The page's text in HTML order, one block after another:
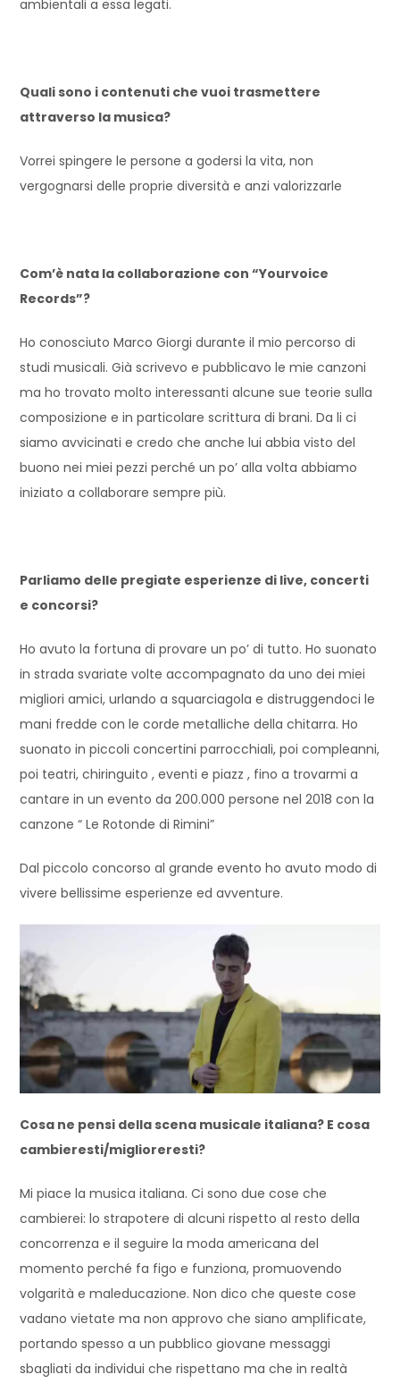
ambientali a essa legati.
Quali sono i contenuti che vuoi trasmettere
attraverso la musica?
Vorrei spingere le persone a godersi la vita, non
vergognarsi delle proprie diversità e anzi valorizzarle
Com’è nata la collaborazione con “Yourvoice
Records”?
Ho conosciuto Marco Giorgi durante il mio percorso di
studi musicali. Già scrivevo e pubblicavo le mie canzoni
ma ho trovato molto interessanti alcune sue teorie sulla
composizione e in particolare scrittura di brani. Da li ci
siamo avvicinati e credo che anche lui abbia visto del
buono nei miei pezzi perché un po’ alla volta abbiamo
iniziato a collaborare sempre più.
Parliamo delle pregiate esperienze di live, concerti
e concorsi?
Ho avuto la fortuna di provare un po’ di tutto. Ho suonato
in strada svariate volte accompagnato da uno dei miei
migliori amici, urlando a squarciagola e distruggendoci le
mani fredde con le corde metalliche della chitarra. Ho
suonato in piccoli concertini parrocchiali, poi compleanni,
poi teatri, chiringuito , eventi e piazz , fino a trovarmi a
cantare in un evento da 200.000 persone nel 2018 con la
canzone “ Le Rotonde di Rimini”
Dal piccolo concorso al grande evento ho avuto modo di
vivere bellissime esperienze ed avventure.
Cosa ne pensi della scena musicale italiana? E cosa
cambieresti/miglioreresti?
Mi piace la musica italiana. Ci sono due cose che
cambierei: lo strapotere di alcuni rispetto al resto della
concorrenza e il seguire la moda americana del
momento perché fa figo e funziona, promuovendo
volgarità e maleducazione. Non dico che queste cose
vadano vietate ma non approvo che siano amplificate,
portando spesso a un pubblico giovane messaggi
sbagliati da individui che rispettano ma che in realtà